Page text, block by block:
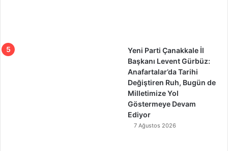
Yeni Parti Çanakkale İl
Başkanı Levent Gürbüz:
Anafartalar’da Tarihi
Değiştiren Ruh, Bugün de
Milletimize Yol
Göstermeye Devam
Ediyor
7 Ağustos 2026